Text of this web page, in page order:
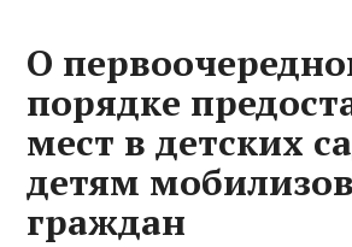
О
порядке
мест в детских
детям
граждан